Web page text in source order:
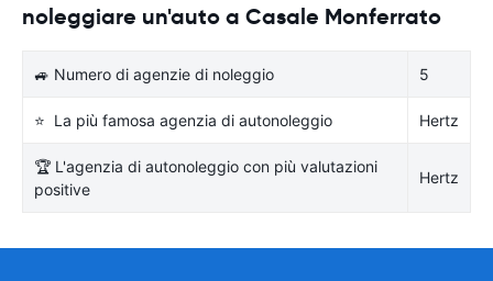
noleggiare un'auto a Casale Monferrato
🚙 Numero di agenzie di noleggio 5
⭐ La più famosa agenzia di autonoleggio Hertz
🏆 L'agenzia di autonoleggio con più valutazioni
positive
Hertz